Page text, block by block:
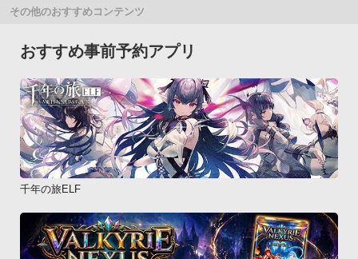
その他のおすすめコンテンツ
おすすめ事前予約アプリ
千年の旅ELF